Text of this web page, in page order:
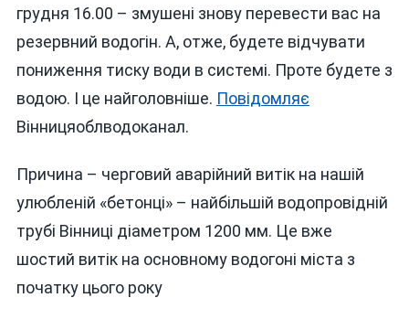
У
НА
ТРИ
грудня 16.00 – змушені знову перевести вас на
резервний водогін. А, отже, будете відчувати
пониження тиску води в системі. Проте будете з
водою. І це найголовніше. Повідомляє
Вінницяоблводоканал.
Причина – черговий аварійний витік на нашій
улюбленій «бетонці» – найбільшій водопровідній
трубі Вінниці діаметром 1200 мм. Це вже
шостий витік на основному водогоні міста з
початку цього року